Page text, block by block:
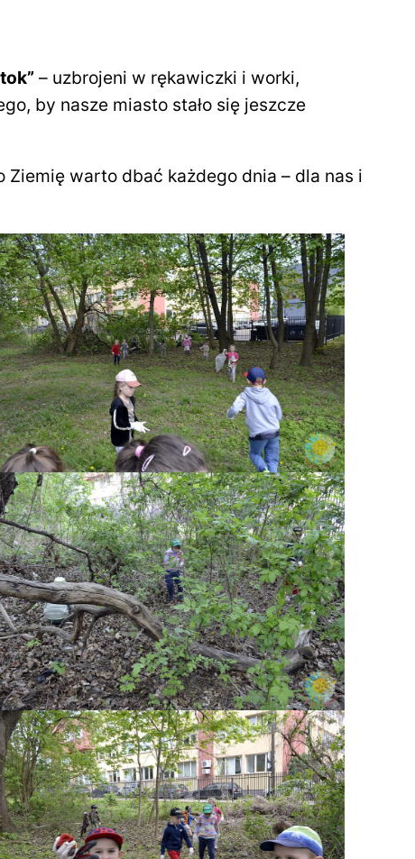
– uzbrojeni w rękawiczki i worki,
by nasze miasto stało się jeszcze
Ziemię warto dbać każdego dnia – dla nas i